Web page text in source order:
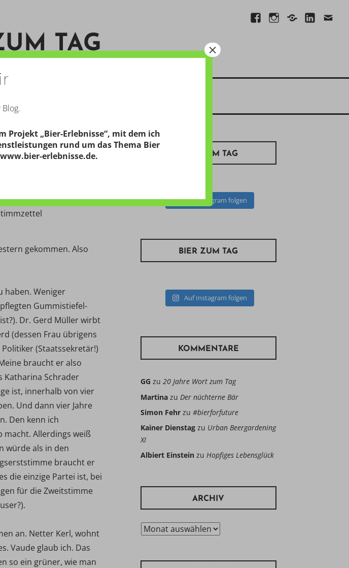
FacebookInstagram
Xing Linkedin
E-
TAG
gekommen. Also
haben. Weniger
Gummistiefel-
Dr. Gerd Müller wirbt
(dessen Frau übrigens
(Staatssekretär!) 
braucht er also
Katharina Schrader
ist, innerhalb von vier
Und dann vier Jahre
Den kenn ich
macht. Allerdings weiß
würde als in den
braucht er
die einzige Partei ist, bei
für die Zweitstimme
an. Netter Kerl, wohnt
Vaude glaub ich. Das
so ein grüner, wie man
BILD ZUM TAG
Auf Instagram folgen
BIER ZUM TAG
Auf Instagram folgen
KOMMENTARE
GG zu 20 Jahre Wort zum Tag
Martinazu Der nüchterne Bär
Simon Fehrzu #bierforfuture
Kainer Dienstagzu Urban Beergardening
XI
Albiert Einsteinzu Hopfiges Lebensglück
ARCHIV
Archiv
Projekt „Bier-Erlebnisse“, mit dem ich
rund um das Thema Bier
www.bier-erlebnisse.de.
×